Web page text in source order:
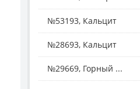
№53193, Кальцит
№28693, Кальцит
№29669, Горный ...